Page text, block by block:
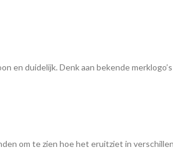
en duidelijk. Denk aan bekende
om te zien hoe het eruitziet in